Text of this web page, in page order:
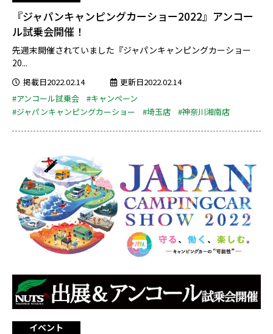
『ジャパンキャンピングカーショー2022』アンコー
ル試乗会開催！
先週末開催されていました『ジャパンキャンピングカーショー
20...
掲載日2022.02.14
更新日2022.02.14
#アンコール試乗会
#キャンペーン
#ジャパンキャンピングカーショー
#埼玉店 #神奈川湘南店
イベント